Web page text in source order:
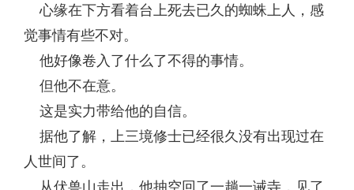
心缘在下方看着台上死去已久的蜘蛛上人，感
觉事情有些不对。
他好像卷入了什么了不得的事情。
但他不在意。
这是实力带给他的自信。
据他了解，上三境修士已经很久没有出现过在
人世间了。
从伏兽山走出，他抽空回了一趟一诫寺，见了